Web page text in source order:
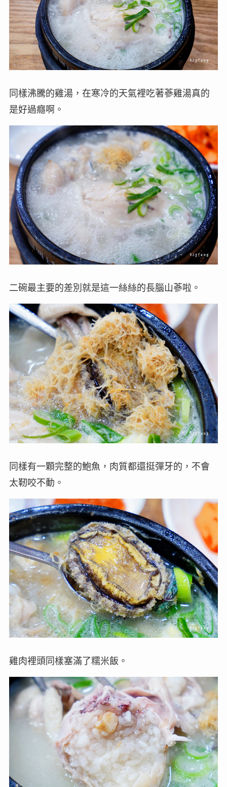
同樣沸騰的雞湯，在寒冷的天氣裡吃著蔘雞湯真的
是好過癮啊。
二碗最主要的差別就是這一絲絲的長腦山蔘啦。
同樣有一顆完整的鮑魚，肉質都還挺彈牙的，不會
太靭咬不動。
雞肉裡頭同樣塞滿了糯米飯。